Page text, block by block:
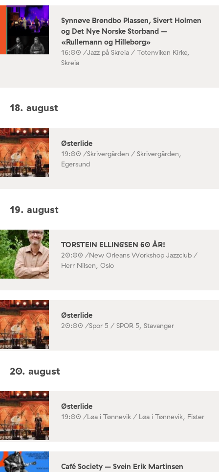
Synnøve Brøndbo Plassen, Sivert Holmen
og Det Nye Norske Storband –
«Rullemann og Hilleborg»
16:00 /Jazz på Skreia / Totenviken Kirke,
Skreia
18. august
Østerlide
19:00 /Skrivergården / Skrivergården,
Egersund
19. august
TORSTEIN ELLINGSEN 60 ÅR!
20:00 /New Orleans Workshop Jazzclub /
Herr Nilsen, Oslo
Østerlide
20:00 /Spor 5 / SPOR 5, Stavanger
20. august
Østerlide
19:00 /Løa i Tønnevik / Løa i Tønnevik, Fister
Café Society – Svein Erik Martinsen